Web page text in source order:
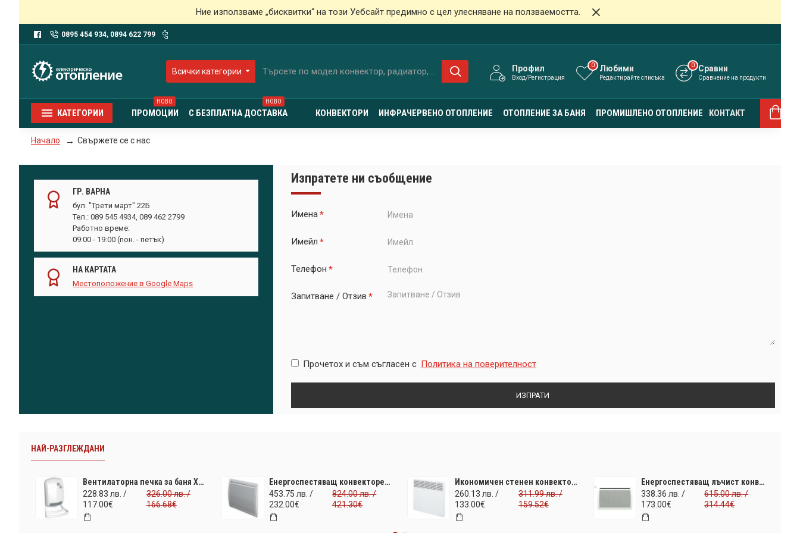
Ние използваме „бисквитки“ на този Уебсайт предимно с цел улесняване на ползваемостта.
0895 454 934, 0894 622 799
Всички категории Профил
Вход/Регистрация
Любими
Редактирайте списъка
0 Сравни
Сравнение на продукти
0
КАТЕГОРИИ ПРОМОЦИИ
НОВО
С БЕЗПЛАТНА ДОСТАВКА
НОВО
КОНВЕКТОРИ ИНФРАЧЕРВЕНО ОТОПЛЕНИЕ ОТОПЛЕНИЕ ЗА БАНЯ ПРОМИШЛЕНО ОТОПЛЕНИЕ КОНТАКТ
Начало Свържете се с нас
ГР. ВАРНА
бул. "Трети март" 22Б
Тел.: 089 545 4934, 089 462 2799
Работно време:
09:00 - 19:00 (пон. - петък)
НА КАРТАТА
Местоположение в Google Maps
Изпратете ни съобщение
Имена
Имейл
Телефон
Запитване / Отзив
Прочетох и съм съгласен с Политика на поверителност
ИЗПРАТИ
НАЙ-РАЗГЛЕЖДАНИ
Вентилаторна печка за баня XANA 1000/1800W. Отопление за бани и санитарни помещения. За площ 22 м2. Промо цена и безплатна доставка. Последна бройка
228.83 лв. /
117.00€
326.00 лв. /
166.68€
Енергоспестяващ конвекторен радиатор Quartea Intelligent 2000W. Инфрачервено отопление за площ до 24 м2. ПОСЛЕДНА БРОЙКА НА ПРОМО ЦЕНА и безплатна доставка
453.75 лв. /
232.00€
824.00 лв. /
421.30€
Икономичен стенен конвектор Airelec Basic Pro 2000W с дисплей. За площ до 24 м2. ПРОМО ЦЕНА, 7 години гаранция и безплатна доставка
260.13 лв. /
133.00€
311.99 лв. /
159.52€
Енергоспестяващ лъчист конвекторен радиатор QuarteaD 2000W с електронен дисплей. За площ до 24 м2. ПОСЛЕДНИ БРОЙКИ НА ПРОМО ЦЕНА и безплатна доставка
338.36 лв. /
173.00€
615.00 лв. /
314.44€